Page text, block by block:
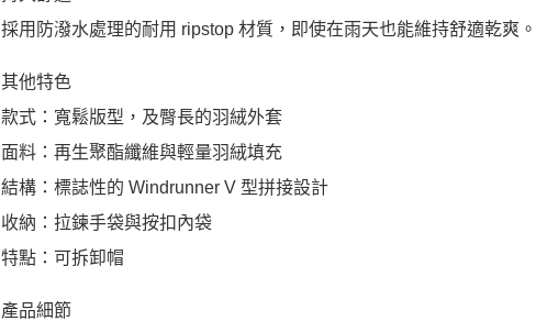
採用防潑水處理的耐用 ripstop 材質，即使在雨天也能維持舒適乾爽。
其他特色
款式：寬鬆版型，及臀長的羽絨外套
面料：再生聚酯纖維與輕量羽絨填充
結構：標誌性的 Windrunner V 型拼接設計
收納：拉鍊手袋與按扣內袋
特點：可拆卸帽
產品細節